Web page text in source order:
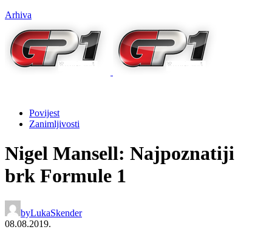
Arhiva
Povijest
Zanimljivosti
Nigel Mansell: Najpoznatiji
brk Formule 1
byLukaSkender
08.08.2019.